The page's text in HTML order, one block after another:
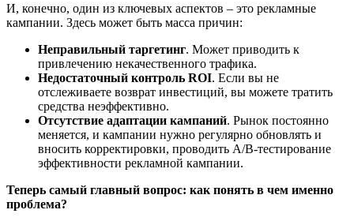
И, конечно, один из ключевых аспектов – это рекламные
кампании. Здесь может быть масса причин:
Неправильный таргетинг. Может приводить к
привлечению некачественного трафика.
Недостаточный контроль ROI. Если вы не
отслеживаете возврат инвестиций, вы можете тратить
средства неэффективно.
Отсутствие адаптации кампаний. Рынок постоянно
меняется, и кампании нужно регулярно обновлять и
вносить корректировки, проводить A/В-тестирование
эффективности рекламной кампании.
Теперь самый главный вопрос: как понять в чем именно
проблема?